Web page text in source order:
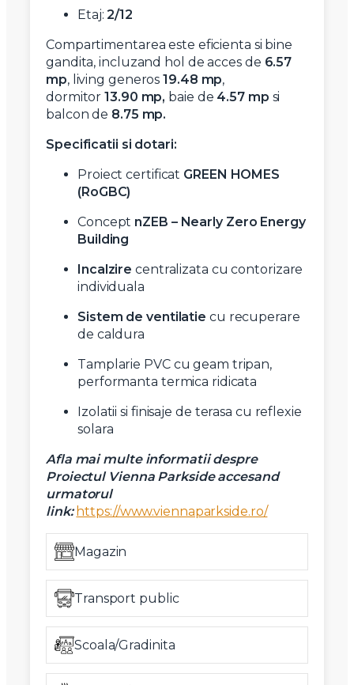
Etaj:2/12
Compartimentarea este eficienta si bine
gandita, incluzand hol de acces de 6.57
mp, living generos19.48 mp,
dormitor13.90 mp, baie de 4.57 mp si
balcon de 8.75 mp.
Specificatii si dotari:
Proiect certificat GREEN HOMES
(RoGBC)
Concept nZEB – Nearly Zero Energy
Building
Incalzire centralizata cu contorizare
individuala
Sistem de ventilatie cu recuperare
de caldura
Tamplarie PVC cu geam tripan,
performanta termica ridicata
Izolatii si finisaje de terasa cu reflexie
solara
Afla mai multe informatii despre
Proiectul Vienna Parkside accesand
urmatorul
link: https://www.viennaparkside.ro/
Magazin
Transport public
Scoala/Gradinita